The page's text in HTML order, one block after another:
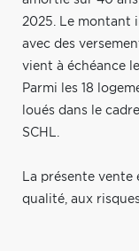
2025. Le montant
avec des
vient à échéance
Parmi les 18
loués dans le
SCHL.
La présente vente
qualité, aux